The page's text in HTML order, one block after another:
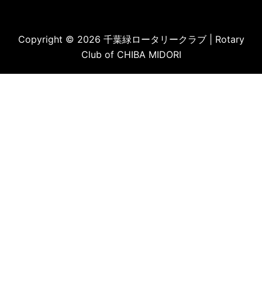
Copyright © 2026 千葉緑ロータリークラブ | Rotary
Club of CHIBA MIDORI